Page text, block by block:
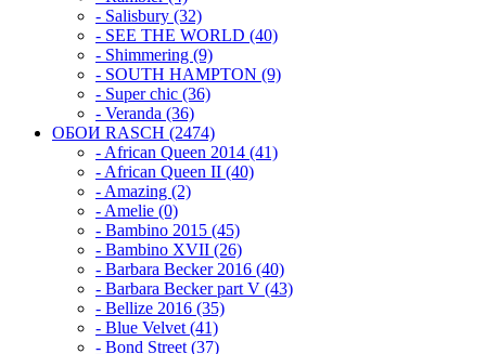
- Salisbury (32)
- SEE THE WORLD (40)
- Shimmering (9)
- SOUTH HAMPTON (9)
- Super chic (36)
- Veranda (36)
ОБОИ RASCH (2474)
- African Queen 2014 (41)
- African Queen II (40)
- Amazing (2)
- Amelie (0)
- Bambino 2015 (45)
- Bambino XVII (26)
- Barbara Becker 2016 (40)
- Barbara Becker part V (43)
- Bellize 2016 (35)
- Blue Velvet (41)
- Bond Street (37)